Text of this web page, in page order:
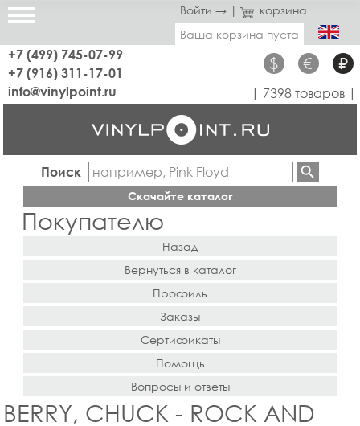
Войти → |
корзина
Ваша корзина пуста
+7 (499) 745-07-99
+7 (916) 311-17-01
$ € ₽
info@vinylpoint.ru | 7398 товаров |
Поиск
Скачайте каталог
Покупателю
Назад
Вернуться в каталог
Профиль
Заказы
Сертификаты
Помощь
Вопросы и ответы
BERRY, CHUCK - ROCK AND